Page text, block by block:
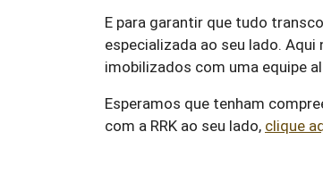
E para garantir que tudo
especializada ao seu lado.
imobilizados com uma equipe
Esperamos que tenham
com a RRK ao seu lado, clique